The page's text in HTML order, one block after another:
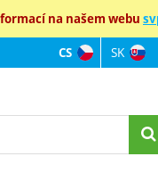
na našem webu
Jazyková
CS SK